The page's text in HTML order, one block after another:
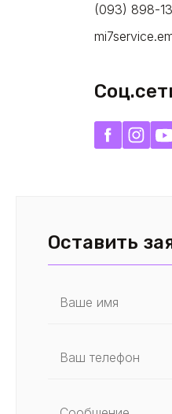
(093) 898-
Оставить